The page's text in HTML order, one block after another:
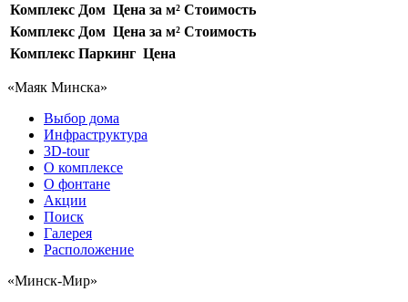
Комплекс Дом Цена за м² Стоимость
Комплекс Дом Цена за м² Стоимость
Комплекс Паркинг Цена
«Маяк Минска»
Выбор дома
Инфраструктура
3D-tour
О комплексе
О фонтане
Акции
Поиск
Галерея
Расположение
«Минск-Мир»